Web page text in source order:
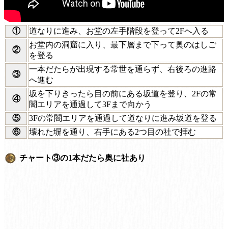
① 道なりに進み、お堂の左手階段を登って2Fへ入る
②
お堂内の洞窟に入り、最下層まで下って奥のはしご
を登る
③
一本だたらが出現する常世を通らず、右後ろの進路
へ進む
④
坂を下りきったら目の前にある坂道を登り、2Fの常
闇エリアを通過して3Fまで向かう
⑤
3Fの常闇エリアを通過して道なりに進み坂道を登る
⑥
壊れた塀を通り、右手にある2つ目の社で拝む
チャート③の1本だたら奥に社あり